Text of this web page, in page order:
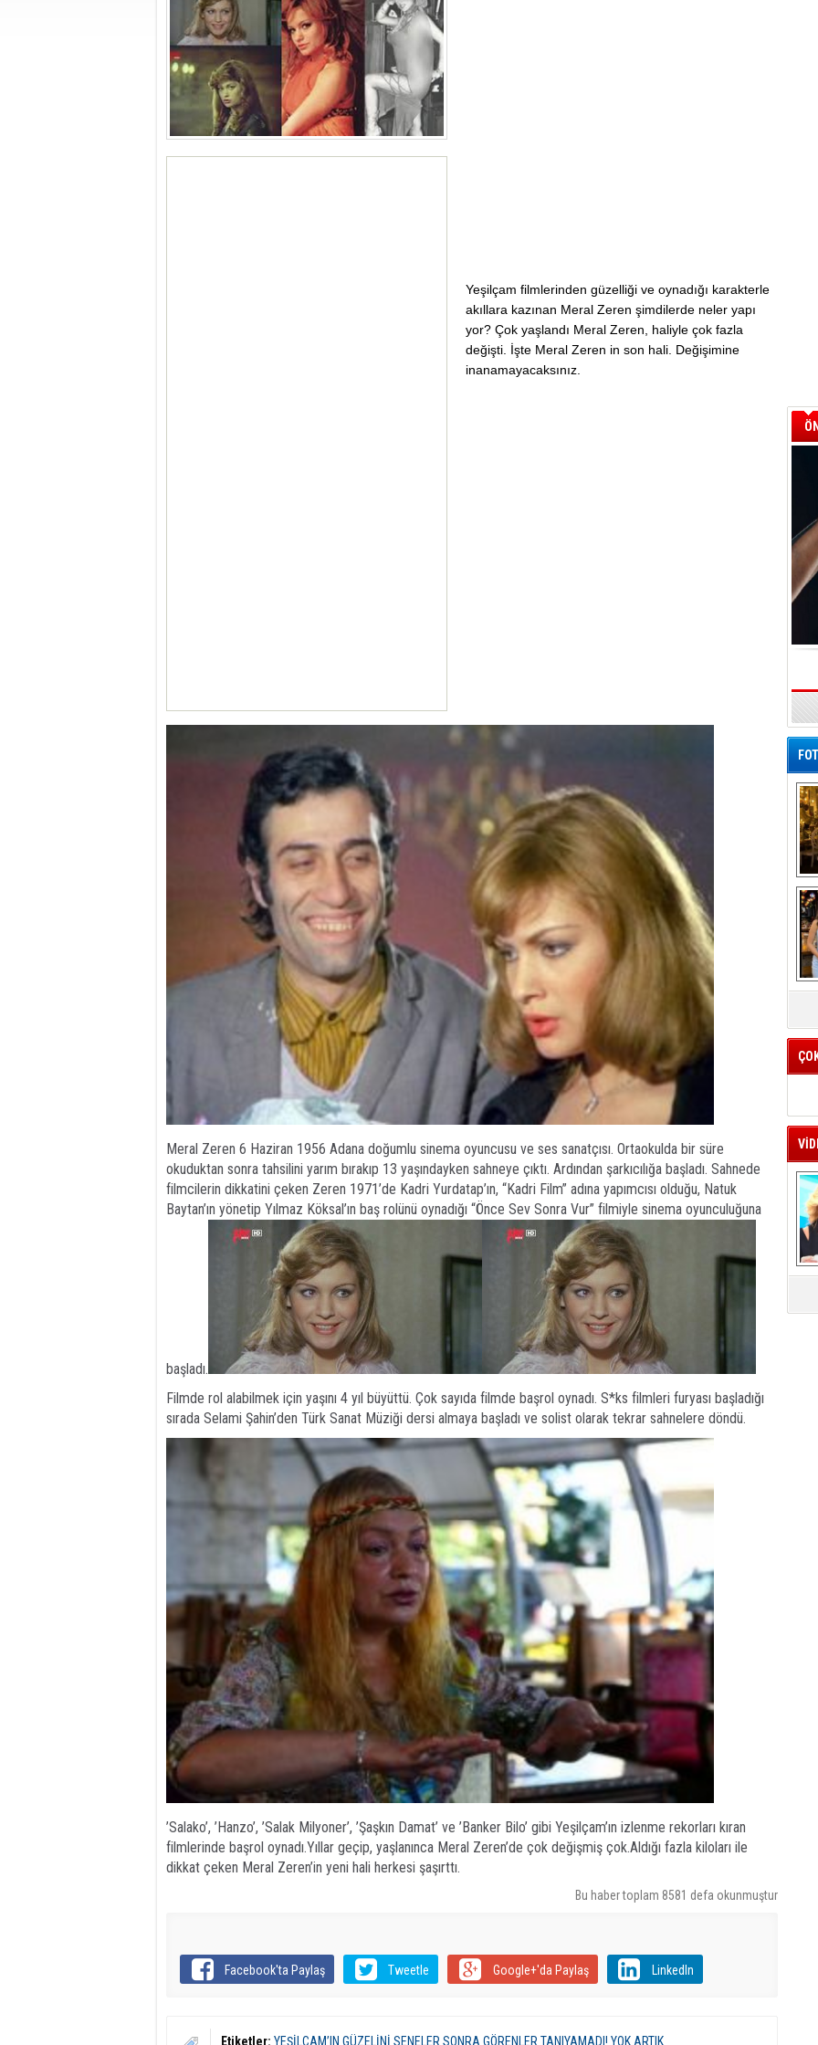
Yeşilçam filmlerinden güzelliği ve oynadığı karakterle
akıllara kazınan Meral Zeren şimdilerde neler yapı
yor? Çok yaşlandı Meral Zeren, haliyle çok fazla
değişti. İşte Meral Zeren in son hali. Değişimine
inanamayacaksınız.
Meral Zeren 6 Haziran 1956 Adana doğumlu sinema oyuncusu ve ses sanatçısı. Ortaokulda bir süre
okuduktan sonra tahsilini yarım bırakıp 13 yaşındayken sahneye çıktı. Ardından şarkıcılığa başladı. Sahnede
filmcilerin dikkatini çeken Zeren 1971’de Kadri Yurdatap’ın, “Kadri Film” adına yapımcısı olduğu, Natuk
Baytan’ın yönetip Yılmaz Köksal’ın baş rolünü oynadığı “Önce Sev Sonra Vur” filmiyle sinema oyunculuğuna
başladı.
Filmde rol alabilmek için yaşını 4 yıl büyüttü. Çok sayıda filmde başrol oynadı. S*ks filmleri furyası başladığı
sırada Selami Şahin’den Türk Sanat Müziği dersi almaya başladı ve solist olarak tekrar sahnelere döndü.
’Salako’, ’Hanzo’, ’Salak Milyoner’, ’Şaşkın Damat’ ve ’Banker Bilo’ gibi Yeşilçam’ın izlenme rekorları kıran
filmlerinde başrol oynadı.Yıllar geçip, yaşlanınca Meral Zeren’de çok değişmiş çok.Aldığı fazla kiloları ile
dikkat çeken Meral Zeren’in yeni hali herkesi şaşırttı.
Bu haber toplam 8581 defa okunmuştur
Facebook'ta Paylaş Tweetle Google+'da Paylaş LinkedIn
Etiketler: YEŞİLÇAM’IN GÜZELİNİ SENELER SONRA GÖRENLER TANIYAMADI! YOK ARTIK